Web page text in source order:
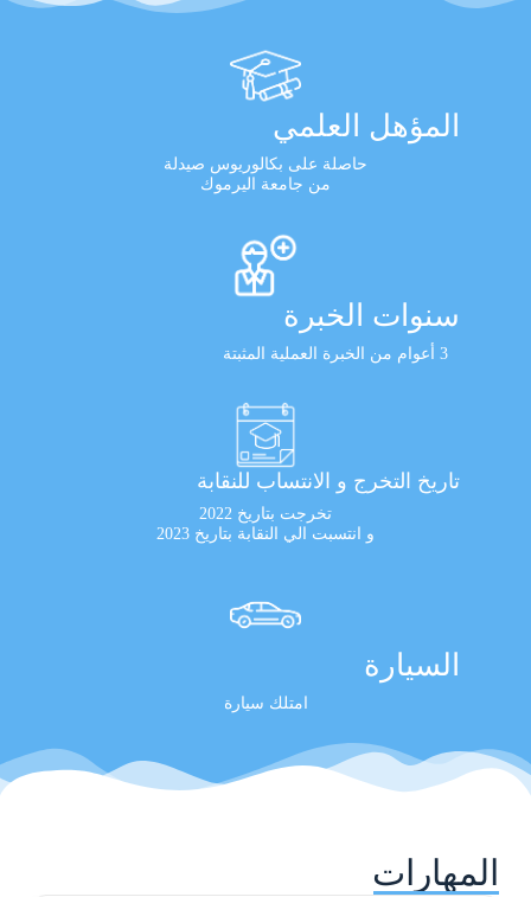
المؤهل العلمي
حاصلة على بكالوريوس صيدلة
من جامعة اليرموك
سنوات الخبرة
3 أعوام من الخبرة العملية المثبتة
تاريخ التخرج و الانتساب للنقابة
تخرجت بتاريخ 2022
و انتسبت الي النقابة بتاريخ 2023
السيارة
امتلك سيارة
المهارات